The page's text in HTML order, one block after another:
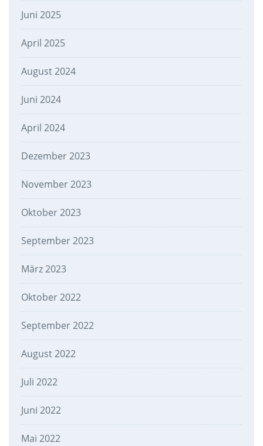
Juni 2025
April 2025
August 2024
Juni 2024
April 2024
Dezember 2023
November 2023
Oktober 2023
September 2023
März 2023
Oktober 2022
September 2022
August 2022
Juli 2022
Juni 2022
Mai 2022